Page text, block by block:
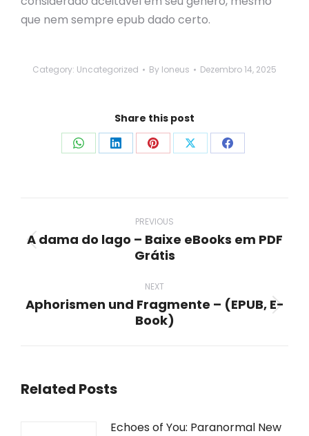
que nem sempre epub dado certo.
Category: Uncategorized By loneus Dezembro 14, 2025
Share this post
Share Share Share Share Share
navigation
PREVIOUS
Previous
A dama do lago – Baixe eBooks em PDF
Grátis
NEXT
Next
post:
Aphorismen und Fragmente – (EPUB, E-
Book)
Related Posts
Echoes of You: Paranormal New